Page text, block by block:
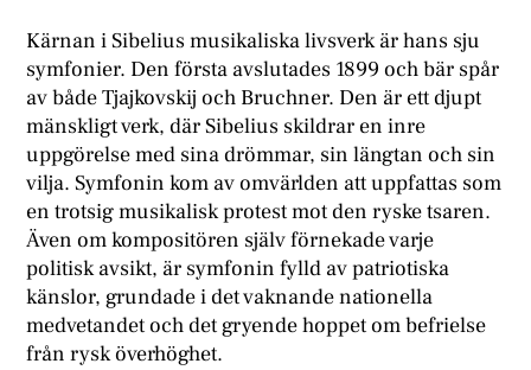
Kärnan i Sibelius musikaliska livsverk är hans sju
symfonier. Den första avslutades 1899 och bär spår
av både Tjajkovskij och Bruchner. Den är ett djupt
mänskligt verk, där Sibelius skildrar en inre
uppgörelse med sina drömmar, sin längtan och sin
vilja. Symfonin kom av omvärlden att uppfattas som
en trotsig musikalisk protest mot den ryske tsaren.
Även om kompositören själv förnekade varje
politisk avsikt, är symfonin fylld av patriotiska
känslor, grundade i det vaknande nationella
medvetandet och det gryende hoppet om befrielse
från rysk överhöghet.